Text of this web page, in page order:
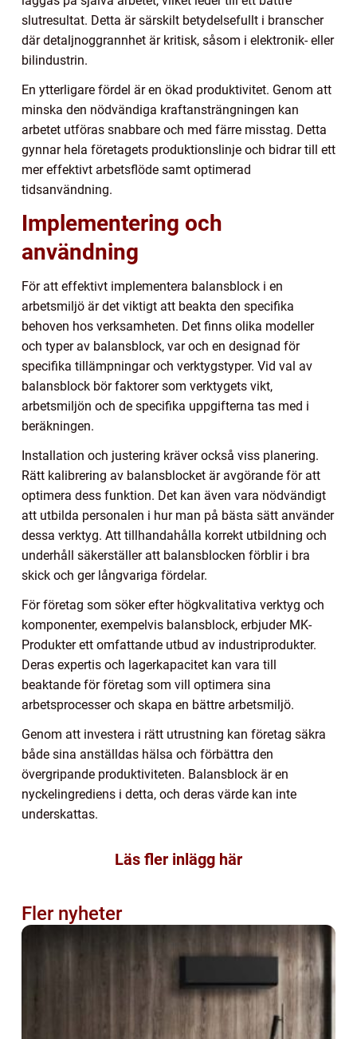
slutresultat. Detta är särskilt betydelsefullt i branscher
där detaljnoggrannhet är kritisk, såsom i elektronik- eller
bilindustrin.
En ytterligare fördel är en ökad produktivitet. Genom att
minska den nödvändiga kraftansträngningen kan
arbetet utföras snabbare och med färre misstag. Detta
gynnar hela företagets produktionslinje och bidrar till ett
mer effektivt arbetsflöde samt optimerad
tidsanvändning.
Implementering och
användning
För att effektivt implementera balansblock i en
arbetsmiljö är det viktigt att beakta den specifika
behoven hos verksamheten. Det finns olika modeller
och typer av balansblock, var och en designad för
specifika tillämpningar och verktygstyper. Vid val av
balansblock bör faktorer som verktygets vikt,
arbetsmiljön och de specifika uppgifterna tas med i
beräkningen.
Installation och justering kräver också viss planering.
Rätt kalibrering av balansblocket är avgörande för att
optimera dess funktion. Det kan även vara nödvändigt
att utbilda personalen i hur man på bästa sätt använder
dessa verktyg. Att tillhandahålla korrekt utbildning och
underhåll säkerställer att balansblocken förblir i bra
skick och ger långvariga fördelar.
För företag som söker efter högkvalitativa verktyg och
komponenter, exempelvis balansblock, erbjuder MK-
Produkter ett omfattande utbud av industriprodukter.
Deras expertis och lagerkapacitet kan vara till
beaktande för företag som vill optimera sina
arbetsprocesser och skapa en bättre arbetsmiljö.
Genom att investera i rätt utrustning kan företag säkra
både sina anställdas hälsa och förbättra den
övergripande produktiviteten. Balansblock är en
nyckelingrediens i detta, och deras värde kan inte
underskattas.
Läs fler inlägg här
Fler nyheter